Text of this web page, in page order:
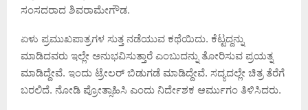
ಸಂಸದರಾದ ಶಿವರಾಮೇಗೌಡ.
ಏಳು ಪ್ರಮುಖಪಾತ್ರಗಳ ಸುತ್ತ ನಡೆಯುವ ಕಥೆಯಿದು. ಕೆಟ್ಟದ್ದನ್ನು
ಮಾಡಿದವರು ಇಲ್ಲೇ ಅನುಭವಿಸುತ್ತಾರೆ ಎಂಬುದನ್ನು ತೋರಿಸುವ ಪ್ರಯತ್ನ
ಮಾಡಿದ್ದೇವೆ. ಇಂದು ಟ್ರೇಲರ್ ಬಿಡುಗಡೆ ಮಾಡಿದ್ದೇವೆ. ಸದ್ಯದಲ್ಲೇ ಚಿತ್ರ ತೆರೆಗೆ
ಬರಲಿದೆ. ನೋಡಿ ಪ್ರೋತ್ಸಾಹಿಸಿ ಎಂದು ನಿರ್ದೇಶಕ ಆರ್ಮುಗಂ ತಿಳಿಸಿದರು.